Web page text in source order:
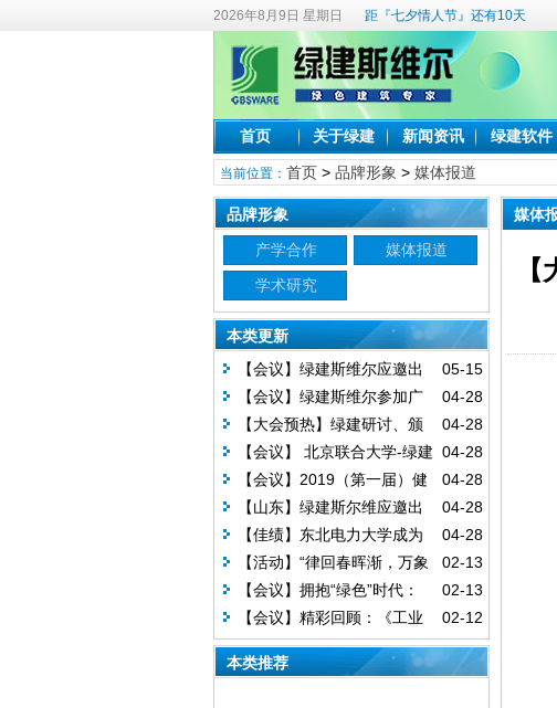
2026年8月9日 星期日 距『七夕情人节』还有10天
首页 关于绿建 新闻资讯 绿建软件
当前位置： 首页> 品牌形象 > 媒体报道
媒体
品牌形象
产学合作
媒体报道
学术研究
本类更新
05-15
【会议】绿建斯维尔应邀出
席《辽宁省绿色建筑条例》《沈阳
市住宅建筑绿色设计标准》宣贯及
相关技术培训
04-28
【会议】绿建斯维尔参加广
西继续教育网络授课
04-28
【大会预热】绿建研讨、颁
奖仪式……第十五届绿建大会看点
连连！
04-28
【会议】 北京联合大学-绿建
斯维尔校企合作揭牌仪式
04-28
【会议】2019（第一届）健
康建筑大会：共筑健康建筑产业新
格局！
04-28
【山东】绿建斯尔维应邀出
席济宁市超低能耗建筑技术交流座
谈会
04-28
【佳绩】东北电力大学成为
绿建斯维尔合作伙伴！
02-13
【活动】“律回春晖渐，万象
始更新”绿建斯维尔年会盛典在京召
开！
02-13
【会议】拥抱“绿色”时代：
《工业建筑节能设计统一标准》及
绿色建筑解决方案公益讲座圆满落
幕！
02-12
【会议】精彩回顾：《工业
建筑节能设计统一标准》及绿色建
筑解决方案研讨会无锡专场讲座圆
本类推荐